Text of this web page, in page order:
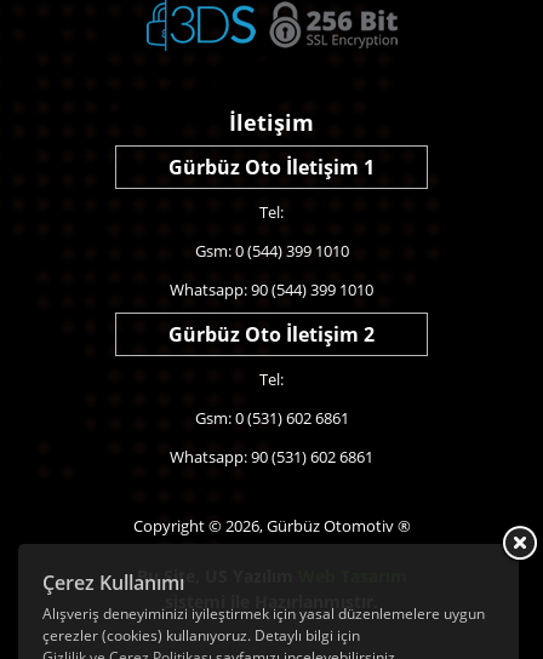
Çerez Kullanımı
Alışveriş deneyiminizi iyileştirmek için yasal düzenlemelere uygun
çerezler (cookies) kullanıyoruz. Detaylı bilgi için
İletişim
Gürbüz Oto İletişim 1
Tel:
Gsm: 0 (544) 399 1010
Whatsapp: 90 (544) 399 1010
Gürbüz Oto İletişim 2
Tel:
Gsm: 0 (531) 602 6861
Whatsapp: 90 (531) 602 6861
Copyright © 2026, Gürbüz Otomotiv ®
Bu Site,